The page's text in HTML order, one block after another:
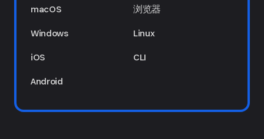
macOS
Windows
iOS
Android
浏览器
Linux
CLI